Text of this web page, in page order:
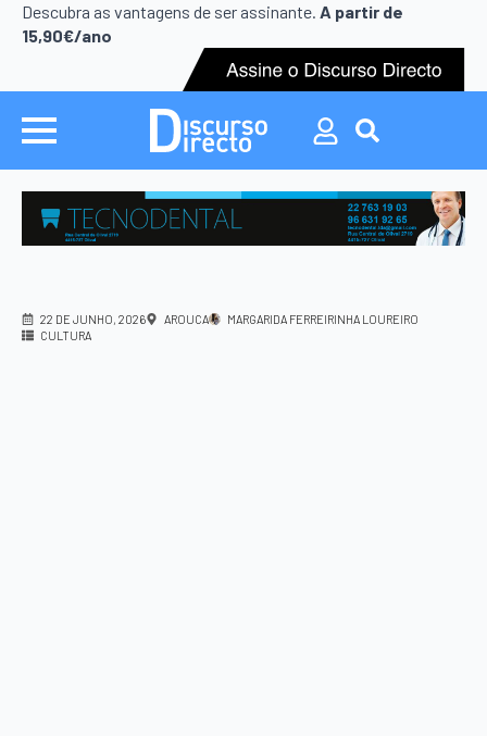
Descubra as vantagens de ser assinante. A partir de
15,90€/ano
Search
for:
Search
22 DE JUNHO, 2026 AROUCA
MARGARIDA FERREIRINHA LOUREIRO
CULTURA